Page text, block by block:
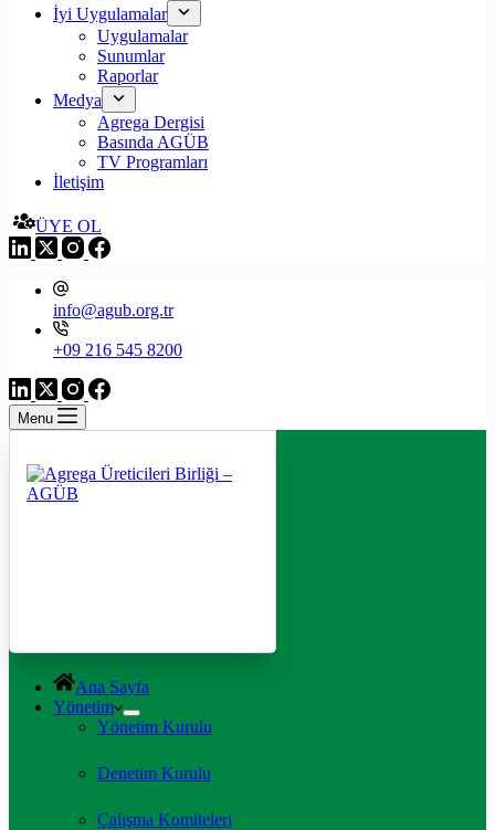
İyi Uygulamalar
Uygulamalar
Sunumlar
Raporlar
Medya
Agrega Dergisi
Basında AGÜB
TV Programları
İletişim
ÜYE OL
info@agub.org.tr
+09 216 545 8200
Menu
Ana Sayfa
Yönetim
Yönetim Kurulu
Denetim Kurulu
Çalışma Komiteleri